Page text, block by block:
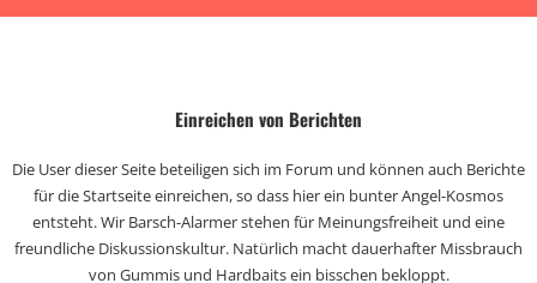
Einreichen von Berichten
Die User dieser Seite beteiligen sich im Forum und können auch Berichte
für die Startseite einreichen, so dass hier ein bunter Angel-Kosmos
entsteht. Wir Barsch-Alarmer stehen für Meinungsfreiheit und eine
freundliche Diskussionskultur. Natürlich macht dauerhafter Missbrauch
von Gummis und Hardbaits ein bisschen bekloppt.